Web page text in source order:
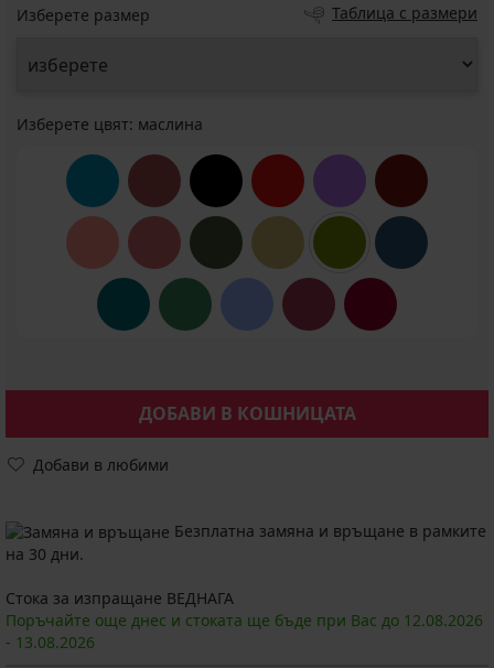
Изберете размер Таблица с размери
Изберете цвят: маслина
ДОБАВИ В КОШНИЦАТА
Добави в любими
Безплатна замяна и връщане в рамките
на 30 дни.
Стока за изпращане ВЕДНАГА
Поръчайте още днес и стоката ще бъде при Вас до 12.08.2026
- 13.08.2026